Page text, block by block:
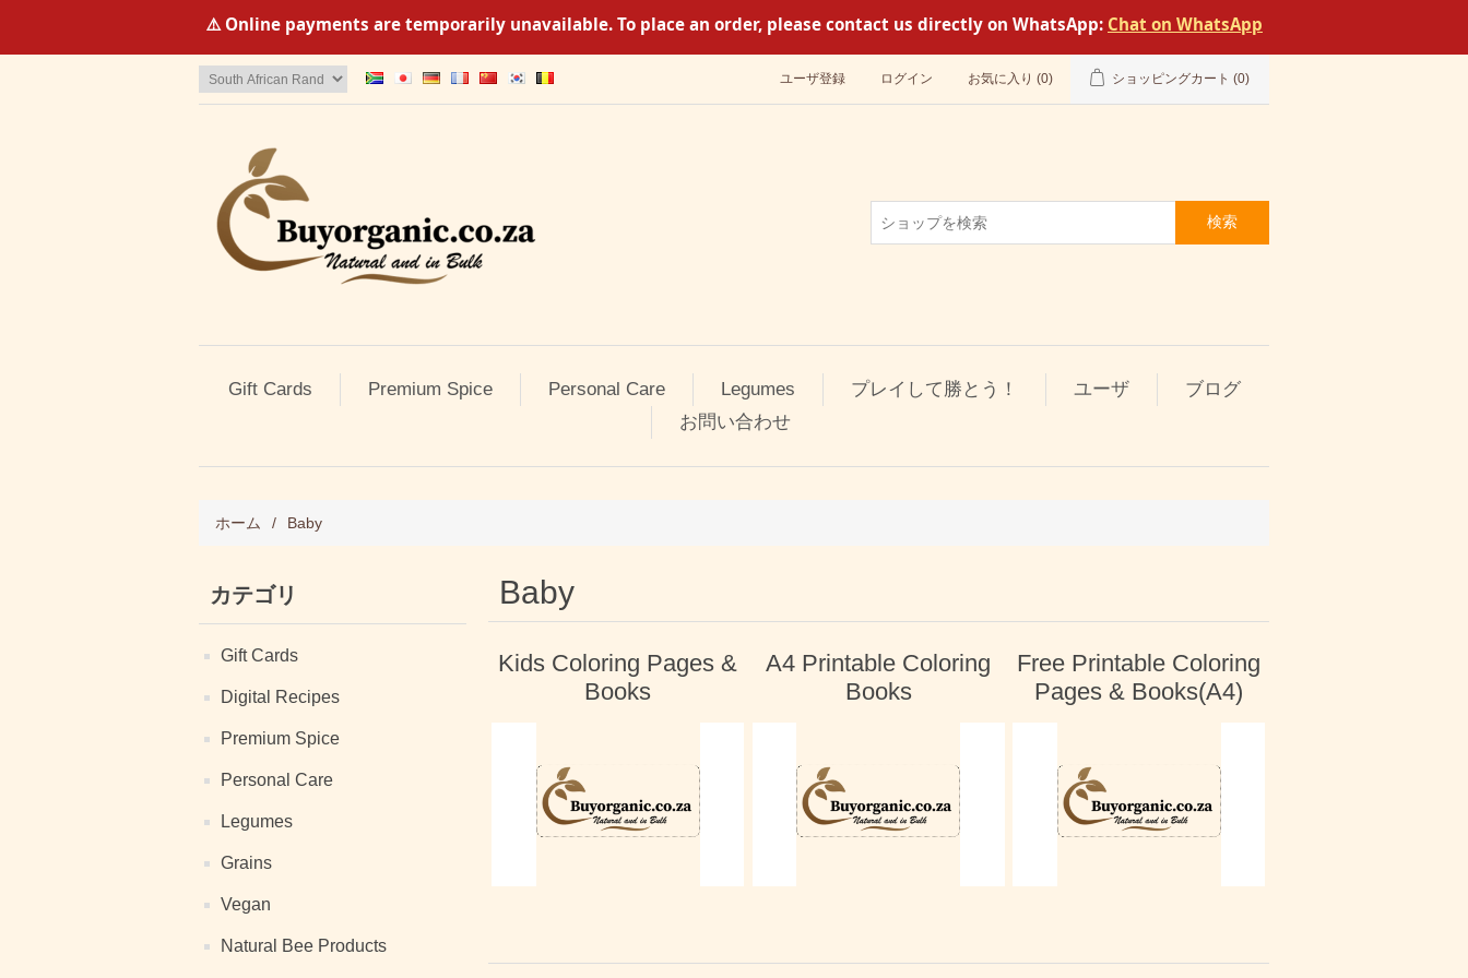
⚠️ Online payments are temporarily unavailable. To place an order, please contact us directly on WhatsApp: Chat on WhatsApp
ユーザ登録 ログイン お気に入り (0) ショッピングカート (0)
検索
Gift Cards Premium Spice Personal Care Legumes プレイして勝とう！ ユーザ
ブログ
お問い合わせ
ホーム / Baby
カテゴリ
Gift Cards
Digital Recipes
Premium Spice
Personal Care
Legumes
Grains
Vegan
Natural Bee Products
Baby
Kids Coloring Pages &
Books
A4 Printable Coloring
Books
Free Printable Coloring
Pages & Books(A4)